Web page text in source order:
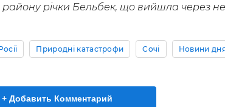
району річки Бельбек, що вийшла через
Природні катастрофи Сочі Новини
+ Добавить Комментарий